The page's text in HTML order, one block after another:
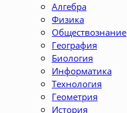
Алгебра
Физика
Обществознание
География
Биология
Информатика
Технология
Геометрия
История